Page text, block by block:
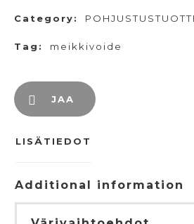
Category:
Tag: meikkivoide
JAA
LISÄTIEDOT
Additional information